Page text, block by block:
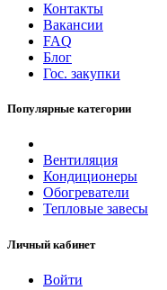
Контакты
Вакансии
FAQ
Блог
Гос. закупки
Популярные категории
Вентиляция
Кондиционеры
Обогреватели
Тепловые завесы
Личный кабинет
Войти